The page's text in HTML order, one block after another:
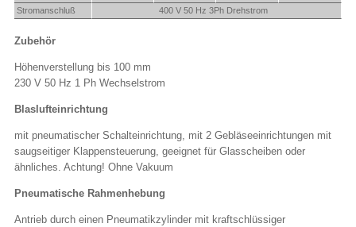
Stromanschluß
400 V 50 Hz 3Ph Drehstrom
Zubehör
Höhenverstellung bis 100 mm
230 V 50 Hz 1 Ph Wechselstrom
Blaslufteinrichtung
mit pneumatischer Schalteinrichtung, mit 2 Gebläseeinrichtungen mit
saugseitiger Klappensteuerung, geeignet für Glasscheiben oder
ähnliches. Achtung! Ohne Vakuum
Pneumatische Rahmenhebung
Antrieb durch einen Pneumatikzylinder mit kraftschlüssiger